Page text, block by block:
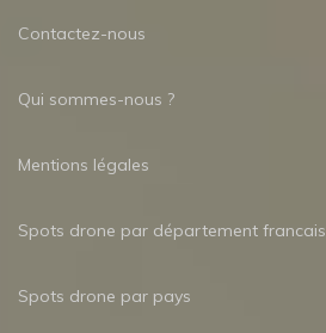
Contactez-nous
Qui sommes-nous ?
Mentions légales
Spots drone par département francais
Spots drone par pays